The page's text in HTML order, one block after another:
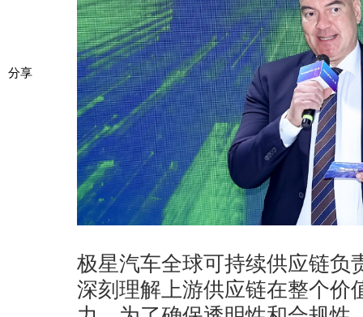
分享
极星汽车全球可持续供应链负
深刻理解上游供应链在整个价